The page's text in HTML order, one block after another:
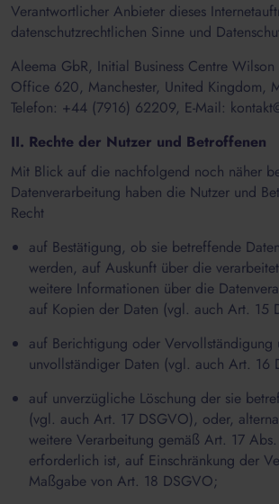
Verantwortlicher Anbieter dieses
datenschutzrechtlichen Sinne und
Aleema GbR, Initial Business Centre Wilson
Office 620, Manchester, United Kingdom,
Telefon: +44 (7916) 62209, E-Mail:
II. Rechte der Nutzer und Betroffenen
Mit Blick auf die nachfolgend noch näher
Datenverarbeitung haben die Nutzer und
Recht
auf Bestätigung, ob sie betreffende
werden, auf Auskunft über die
weitere Informationen über die
auf Kopien der Daten (vgl. auch Art. 15
auf Berichtigung oder Vervollständigung
unvollständiger Daten (vgl. auch Art. 16
auf unverzügliche Löschung der sie
(vgl. auch Art. 17 DSGVO), oder,
weitere Verarbeitung gemäß Art. 17
erforderlich ist, auf Einschränkung der
Maßgabe von Art. 18 DSGVO;